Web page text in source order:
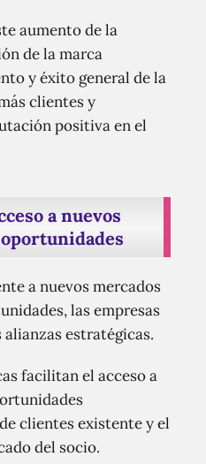
aumento de la
de la marca
y éxito general de la
clientes y
positiva en el
a nuevos
a nuevos mercados
las empresas
estratégicas.
facilitan el acceso a
clientes existente y el
del socio.